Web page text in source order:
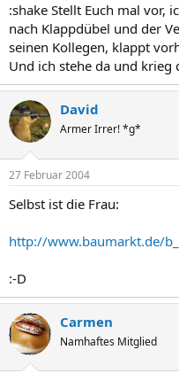
:shake Stellt Euch mal vor,
nach Klappdübel und der
seinen Kollegen, klappt
Und ich stehe da und krieg
David
Armer Irrer! *g*
27 Februar 2004
Selbst ist die Frau:
http://www.baumarkt.de/
:-D
Carmen
Namhaftes Mitglied